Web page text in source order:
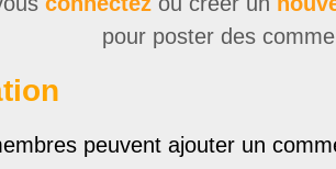
pour poster des
peuvent ajouter un